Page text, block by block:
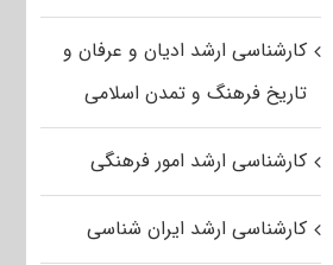
کارشناسی ارشد ادیان و عرفان و
تاریخ فرهنگ و تمدن اسلامی
کارشناسی ارشد امور فرهنگی
کارشناسی ارشد ایران شناسی